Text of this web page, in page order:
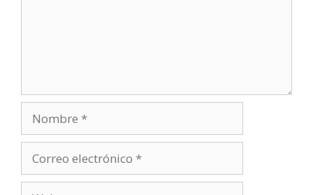
electrónico